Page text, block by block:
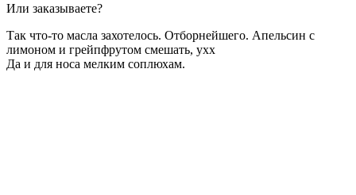
Или заказываете?
Так что-то масла захотелось. Отборнейшего. Апельсин с
лимоном и грейпфрутом смешать, ухх
Да и для носа мелким соплюхам.